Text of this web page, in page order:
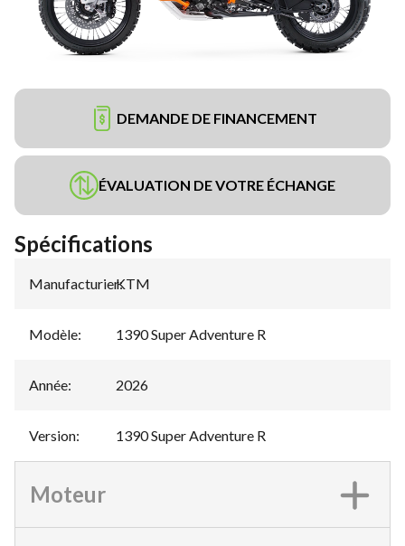
DEMANDE DE FINANCEMENT
ÉVALUATION DE VOTRE ÉCHANGE
Spécifications
Manufacturier:
KTM
Modèle: 1390 Super Adventure R
Année: 2026
Version: 1390 Super Adventure R
Moteur